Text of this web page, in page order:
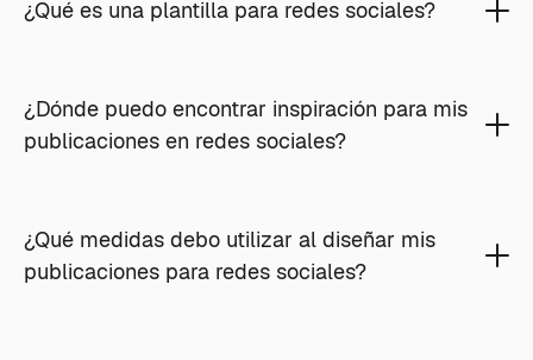
¿Qué es una plantilla para redes sociales?
¿Dónde puedo encontrar inspiración para mis
publicaciones en redes sociales?
¿Qué medidas debo utilizar al diseñar mis
publicaciones para redes sociales?